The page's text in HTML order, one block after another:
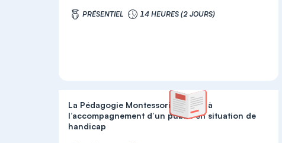
PRÉSENTIEL 14 HEURES (2 JOURS)
La Pédagogie Montessori adaptée à
l’accompagnement d’un public en situation de
handicap